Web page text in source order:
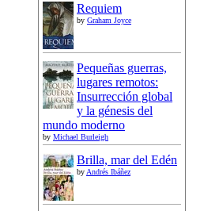
Requiem
by Graham Joyce
Pequeñas guerras,
lugares remotos:
Insurrección global
y la génesis del
mundo moderno
by Michael Burleigh
Brilla, mar del Edén
by Andrés Ibáñez